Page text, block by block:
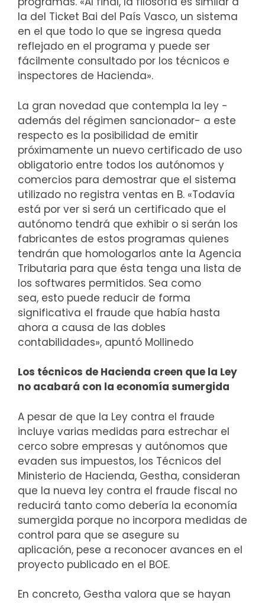
la del Ticket Bai del País Vasco, un sistema
en el que todo lo que se ingresa queda
reflejado en el programa y puede ser
fácilmente consultado por los técnicos e
inspectores de Hacienda».
La gran novedad que contempla la ley -
además del régimen sancionador- a este
respecto es la posibilidad de emitir
próximamente un nuevo certificado de uso
obligatorio entre todos los autónomos y
comercios para demostrar que el sistema
utilizado no registra ventas en B. «Todavía
está por ver si será un certificado que el
autónomo tendrá que exhibir o si serán los
fabricantes de estos programas quienes
tendrán que homologarlos ante la Agencia
Tributaria para que ésta tenga una lista de
los softwares permitidos. Sea como
sea, esto puede reducir de forma
significativa el fraude que había hasta
ahora a causa de las dobles
contabilidades», apuntó Mollinedo
Los técnicos de Hacienda creen que la Ley
no acabará con la economía sumergida
A pesar de que la Ley contra el fraude
incluye varias medidas para estrechar el
cerco sobre empresas y autónomos que
evaden sus impuestos, los Técnicos del
Ministerio de Hacienda, Gestha, consideran
que la nueva ley contra el fraude fiscal no
reducirá tanto como debería la economía
sumergida porque no incorpora medidas de
control para que se asegure su
aplicación, pese a reconocer avances en el
proyecto publicado en el BOE.
En concreto, Gestha valora que se hayan